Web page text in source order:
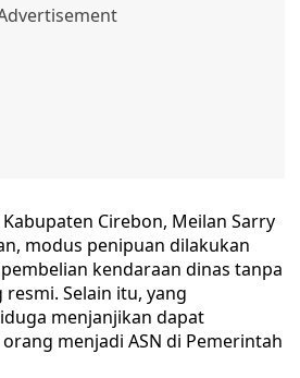
Kabupaten Cirebon, Meilan Sarry
modus penipuan dilakukan
kendaraan dinas tanpa
Selain itu, yang
menjanjikan dapat
menjadi ASN di Pemerintah